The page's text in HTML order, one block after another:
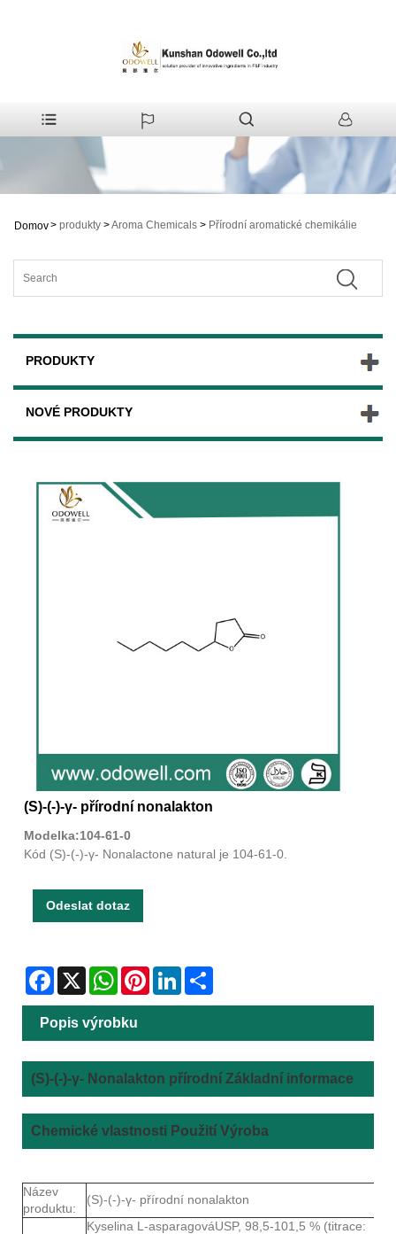
Domov> produkty >Aroma Chemicals > Přírodní aromatické chemikálie
PRODUKTY
NOVÉ PRODUKTY
(S)-(-)-γ- přírodní nonalakton
Modelka:104-61-0
Kód (S)-(-)-γ- Nonalactone natural je 104-61-0.
Odeslat dotaz
Facebook
X WhatsAppPinterestLinkedIn
Popis výrobku
(S)-(-)-γ- Nonalakton přírodní Základní informace
Chemické vlastnosti Použití Výroba
Název
produktu:
(S)-(-)-γ- přírodní nonalakton
Kyselina L-asparagováUSP, 98,5-101,5 % (titrace: